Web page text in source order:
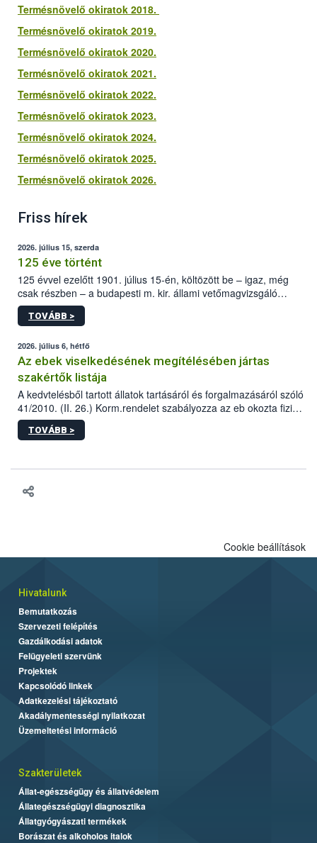
Termésnövelő okiratok 2018.
Termésnövelő okiratok 2019.
Termésnövelő okiratok 2020.
Termésnövelő okiratok 2021.
Termésnövelő okiratok 2022.
Termésnövelő okiratok 2023.
Termésnövelő okiratok 2024.
Termésnövelő okiratok 2025.
Termésnövelő okiratok 2026.
Friss hírek
2026. július 15, szerda
125 éve történt
125 évvel ezelőtt 1901. július 15-én, költözött be – igaz, még
csak részben – a budapesti m. kir. állami vetőmagvizsgáló
állomás a Kis Rókus utca 15. szám alatti, Czigler Győző által
tervezett új épületébe.
TOVÁBB >
2026. július 6, hétfő
Az ebek viselkedésének megítélésében jártas
szakértők listája
A kedvtelésből tartott állatok tartásáról és forgalmazásáról szóló
41/2010. (II. 26.) Korm.rendelet szabályozza az eb okozta fizikai
sérülés, illetve ennek veszélye keletkezésekor felmerülő
hatósági feladatokat, valamint a veszélyes eb tartását és annak
TOVÁBB >
Cookie beállítások
Hivatalunk
Bemutatkozás
Szervezeti felépítés
Gazdálkodási adatok
Felügyeleti szervünk
Projektek
Kapcsolódó linkek
Adatkezelési tájékoztató
Akadálymentességi nyilatkozat
Üzemeltetési információ
Szakterületek
Állat-egészségügy és állatvédelem
Állategészségügyi diagnosztika
Állatgyógyászati termékek
Borászat és alkoholos italok